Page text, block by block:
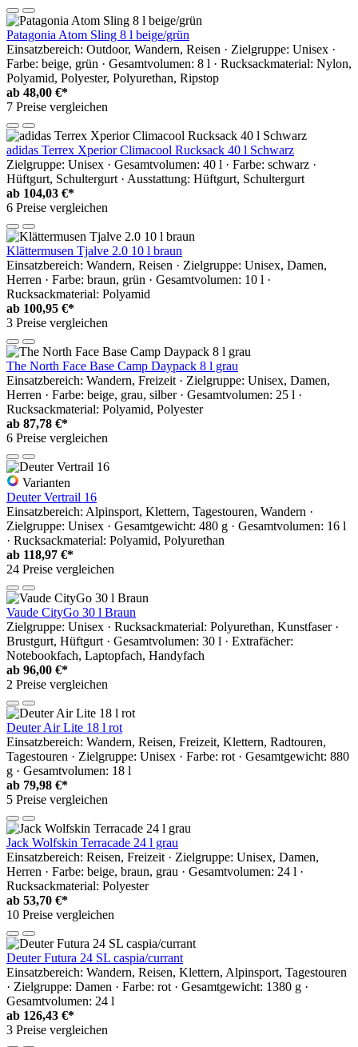
Patagonia Atom Sling 8 l beige/grün
Einsatzbereich: Outdoor, Wandern, Reisen · Zielgruppe: Unisex ·
Farbe: beige, grün · Gesamtvolumen: 8 l · Rucksackmaterial: Nylon,
Polyamid, Polyester, Polyurethan, Ripstop
ab 48,00 €*
7 Preise vergleichen
adidas Terrex Xperior Climacool Rucksack 40 l Schwarz
Zielgruppe: Unisex · Gesamtvolumen: 40 l · Farbe: schwarz ·
Hüftgurt, Schultergurt · Ausstattung: Hüftgurt, Schultergurt
ab 104,03 €*
6 Preise vergleichen
Klättermusen Tjalve 2.0 10 l braun
Einsatzbereich: Wandern, Reisen · Zielgruppe: Unisex, Damen,
Herren · Farbe: braun, grün · Gesamtvolumen: 10 l ·
Rucksackmaterial: Polyamid
ab 100,95 €*
3 Preise vergleichen
The North Face Base Camp Daypack 8 l grau
Einsatzbereich: Wandern, Freizeit · Zielgruppe: Unisex, Damen,
Herren · Farbe: beige, grau, silber · Gesamtvolumen: 25 l ·
Rucksackmaterial: Polyamid, Polyester
ab 87,78 €*
6 Preise vergleichen
Varianten
Deuter Vertrail 16
Einsatzbereich: Alpinsport, Klettern, Tagestouren, Wandern ·
Zielgruppe: Unisex · Gesamtgewicht: 480 g · Gesamtvolumen: 16 l
· Rucksackmaterial: Polyamid, Polyurethan
ab 118,97 €*
24 Preise vergleichen
Vaude CityGo 30 l Braun
Zielgruppe: Unisex · Rucksackmaterial: Polyurethan, Kunstfaser ·
Brustgurt, Hüftgurt · Gesamtvolumen: 30 l · Extrafächer:
Notebookfach, Laptopfach, Handyfach
ab 96,00 €*
2 Preise vergleichen
Deuter Air Lite 18 l rot
Einsatzbereich: Wandern, Reisen, Freizeit, Klettern, Radtouren,
Tagestouren · Zielgruppe: Unisex · Farbe: rot · Gesamtgewicht: 880
g · Gesamtvolumen: 18 l
ab 79,98 €*
5 Preise vergleichen
Jack Wolfskin Terracade 24 l grau
Einsatzbereich: Reisen, Freizeit · Zielgruppe: Unisex, Damen,
Herren · Farbe: beige, braun, grau · Gesamtvolumen: 24 l ·
Rucksackmaterial: Polyester
ab 53,70 €*
10 Preise vergleichen
Deuter Futura 24 SL caspia/currant
Einsatzbereich: Wandern, Reisen, Klettern, Alpinsport, Tagestouren
· Zielgruppe: Damen · Farbe: rot · Gesamtgewicht: 1380 g ·
Gesamtvolumen: 24 l
ab 126,43 €*
3 Preise vergleichen